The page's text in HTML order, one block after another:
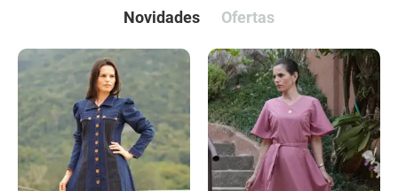
Novidades Ofertas